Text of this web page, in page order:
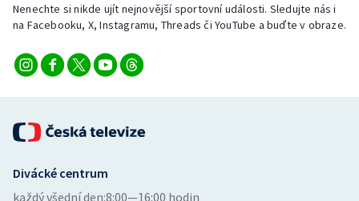
Nenechte si nikde ujít nejnovější sportovní události. Sledujte nás i
na Facebooku, X, Instagramu, Threads či YouTube a buďte v obraze.
Divácké centrum
každý všední den:8:00—16:00 hodin